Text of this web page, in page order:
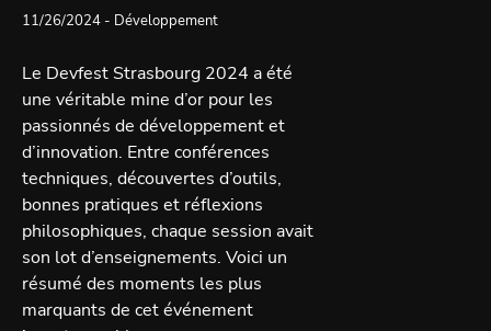
11/26/2024 - Développement
Le Devfest Strasbourg 2024 a été
une véritable mine d’or pour les
passionnés de développement et
d’innovation. Entre conférences
techniques, découvertes d’outils,
bonnes pratiques et réflexions
philosophiques, chaque session avait
son lot d’enseignements. Voici un
résumé des moments les plus
marquants de cet événement